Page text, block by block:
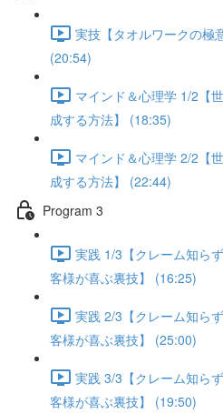
実技【タオルワークの極
(20:54)
マインド＆心理学 1/2【
成する方法】 (18:35)
マインド＆心理学 2/2【
成する方法】 (22:44)
Program 3
実践 1/3【クレーム知ら
客様が喜ぶ裏技】 (16:25)
実践 2/3【クレーム知ら
客様が喜ぶ裏技】 (25:00)
実践 3/3【クレーム知ら
客様が喜ぶ裏技】 (19:50)